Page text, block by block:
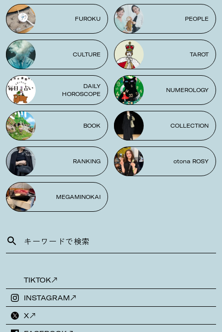
FUROKU PEOPLE
CULTURE TAROT
DAILY
HOROSCOPE
NUMEROLOGY
BOOK COLLECTION
RANKING otona ROSY
MEGAMINOKAI
TIKTOK
INSTAGRAM
X